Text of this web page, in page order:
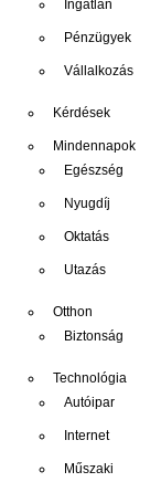
Ingatlan
Pénzügyek
Vállalkozás
Kérdések
Mindennapok
Egészség
Nyugdíj
Oktatás
Utazás
Otthon
Biztonság
Technológia
Autóipar
Internet
Műszaki